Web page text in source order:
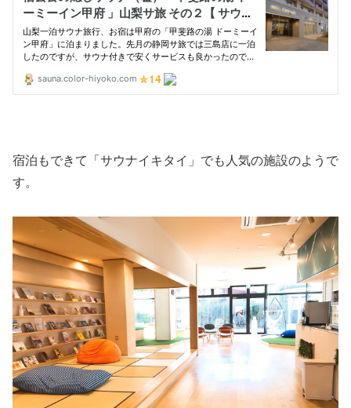
宿泊もできて「サウナイキタイ」でも人気の施設のようで
す。